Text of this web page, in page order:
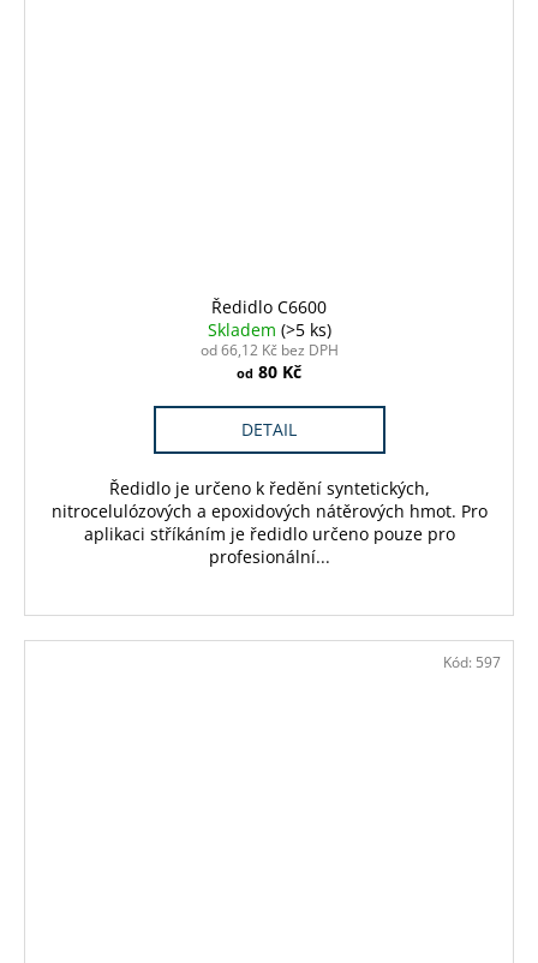
Ředidlo C6600
Skladem (>5 ks)
od 66,12 Kč bez DPH
od 80 Kč
DETAIL
Ředidlo je určeno k ředění syntetických,
nitrocelulózových a epoxidových nátěrových hmot. Pro
aplikaci stříkáním je ředidlo určeno pouze pro
profesionální...
Kód: 597